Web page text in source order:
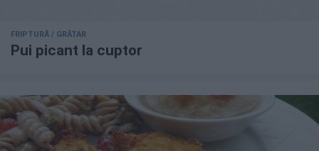
FRIPTURĂ / GRĂTAR
Pui picant la cuptor